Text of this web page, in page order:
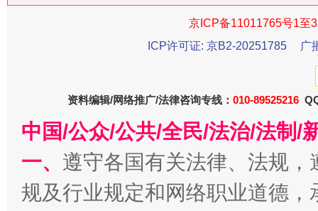
今
京ICP备11011765号1至
ICP许可证: 京B2-20251785
广
资料编辑/网络推广/法律咨询专线： 010-89525216
中国/公众/公共/全民/法治/法制/
一、 遵守各国有关法律、法规
规及行业规定和网络职业道德